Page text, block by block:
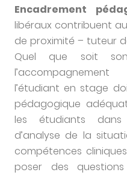
Encadrement
libéraux contribuent
de proximité – tuteur
Quel que soit son
l’étudiant en stage
pédagogique
les étudiants
d’analyse de la
compétences
poser des